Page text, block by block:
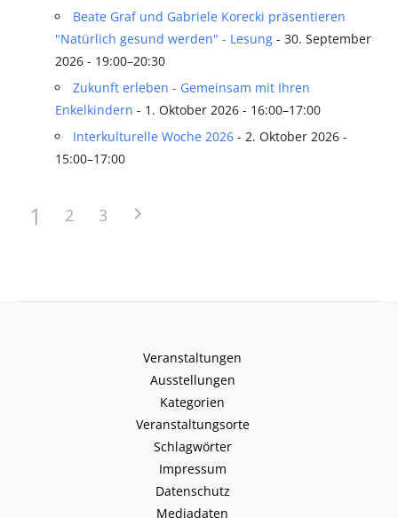
Beate Graf und Gabriele Korecki präsentieren
"Natürlich gesund werden" - Lesung - 30. September
2026 - 19:00–20:30
Zukunft erleben - Gemeinsam mit Ihren
Enkelkindern - 1. Oktober 2026 - 16:00–17:00
Interkulturelle Woche 2026- 2. Oktober 2026 -
15:00–17:00
1 2 3
Veranstaltungen
Ausstellungen
Kategorien
Veranstaltungsorte
Schlagwörter
Impressum
Datenschutz
Mediadaten